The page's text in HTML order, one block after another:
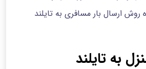
روش ارسال بار مسافری به تایلند
به تایلند